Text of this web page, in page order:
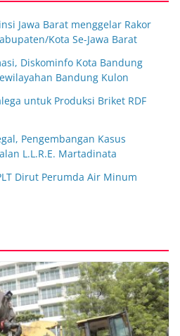
Jawa Barat menggelar Rakor
Kota Se-Jawa Barat
Diskominfo Kota Bandung
Bandung Kulon
untuk Produksi Briket RDF
Pengembangan Kasus
L.L.R.E. Martadinata
Dirut Perumda Air Minum